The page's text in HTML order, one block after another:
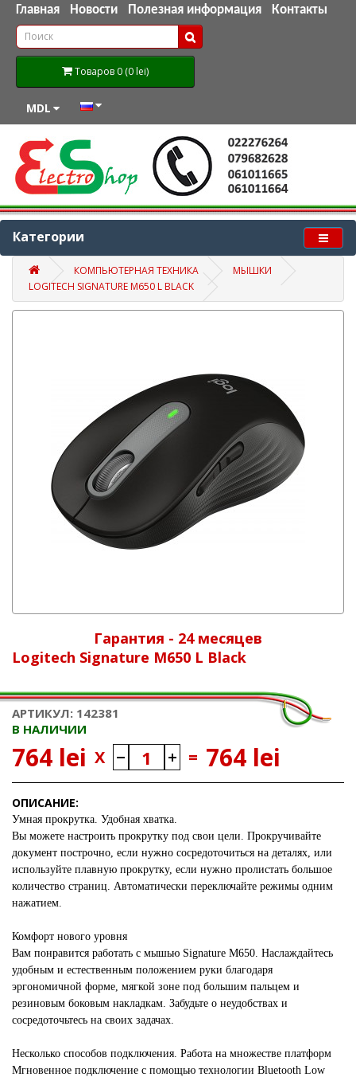
Главная Новости Полезная информация Контакты
Товаров 0 (0 lei)
MDL
Категории
КОМПЬЮТЕРНАЯ ТЕХНИКА
МЫШКИ
LOGITECH SIGNATURE M650 L BLACK
Гарантия - 24 месяцев
Logitech Signature M650 L Black
АРТИКУЛ: 142381
В НАЛИЧИИ
764 lei X = 764 lei
ОПИСАНИЕ:
Умная прокрутка. Удобная хватка.
Вы можете настроить прокрутку под свои цели. Прокручивайте
документ построчно, если нужно сосредоточиться на деталях, или
используйте плавную прокрутку, если нужно пролистать большое
количество страниц. Автоматически переключайте режимы одним
нажатием.
Комфорт нового уровня
Вам понравится работать с мышью Signature M650. Наслаждайтесь
удобным и естественным положением руки благодаря
эргономичной форме, мягкой зоне под большим пальцем и
резиновым боковым накладкам. Забудьте о неудобствах и
сосредоточьтесь на своих задачах.
Несколько способов подключения. Работа на множестве платформ
Мгновенное подключение с помощью технологии Bluetooth Low